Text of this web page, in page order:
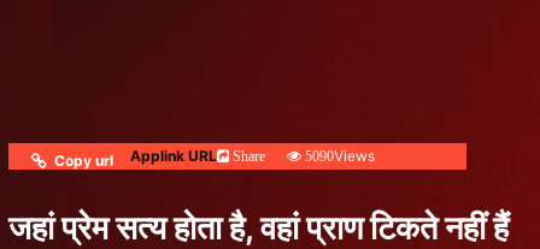
Copy url Applink URL Share 5090Views
जहां प्रेम सत्य होता है, वहां प्राण टिकते नहीं हैं